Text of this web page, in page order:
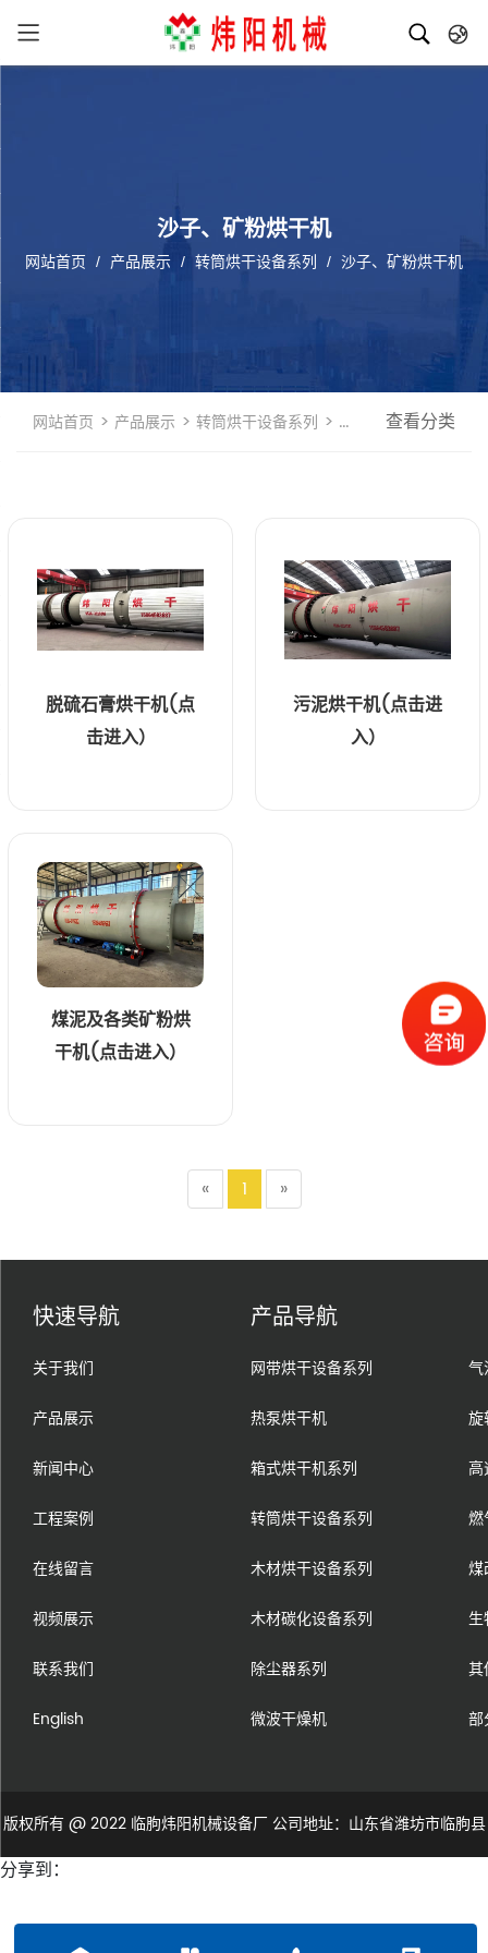
中文
沙子、矿粉烘干机
网站首页 / 产品展示 / 转筒烘干设备系列 / 沙子、矿粉烘干机
网站首页 > 产品展示 > 转筒烘干设备系列 > 查看分类
脱硫石膏烘干机(点
击进入）
污泥烘干机(点击进
入）
煤泥及各类矿粉烘
干机(点击进入）
« 1 »
快速导航
关于我们
产品展示
新闻中心
工程案例
在线留言
视频展示
联系我们
English
产品导航
网带烘干设备系列
热泵烘干机
箱式烘干机系列
转筒烘干设备系列
木材烘干设备系列
木材碳化设备系列
除尘器系列
微波干燥机
气
旋
高
燃
煤
生
其
部
版权所有 @ 2022 临朐炜阳机械设备厂 公司地址：山东省潍坊市临朐县
分享到：